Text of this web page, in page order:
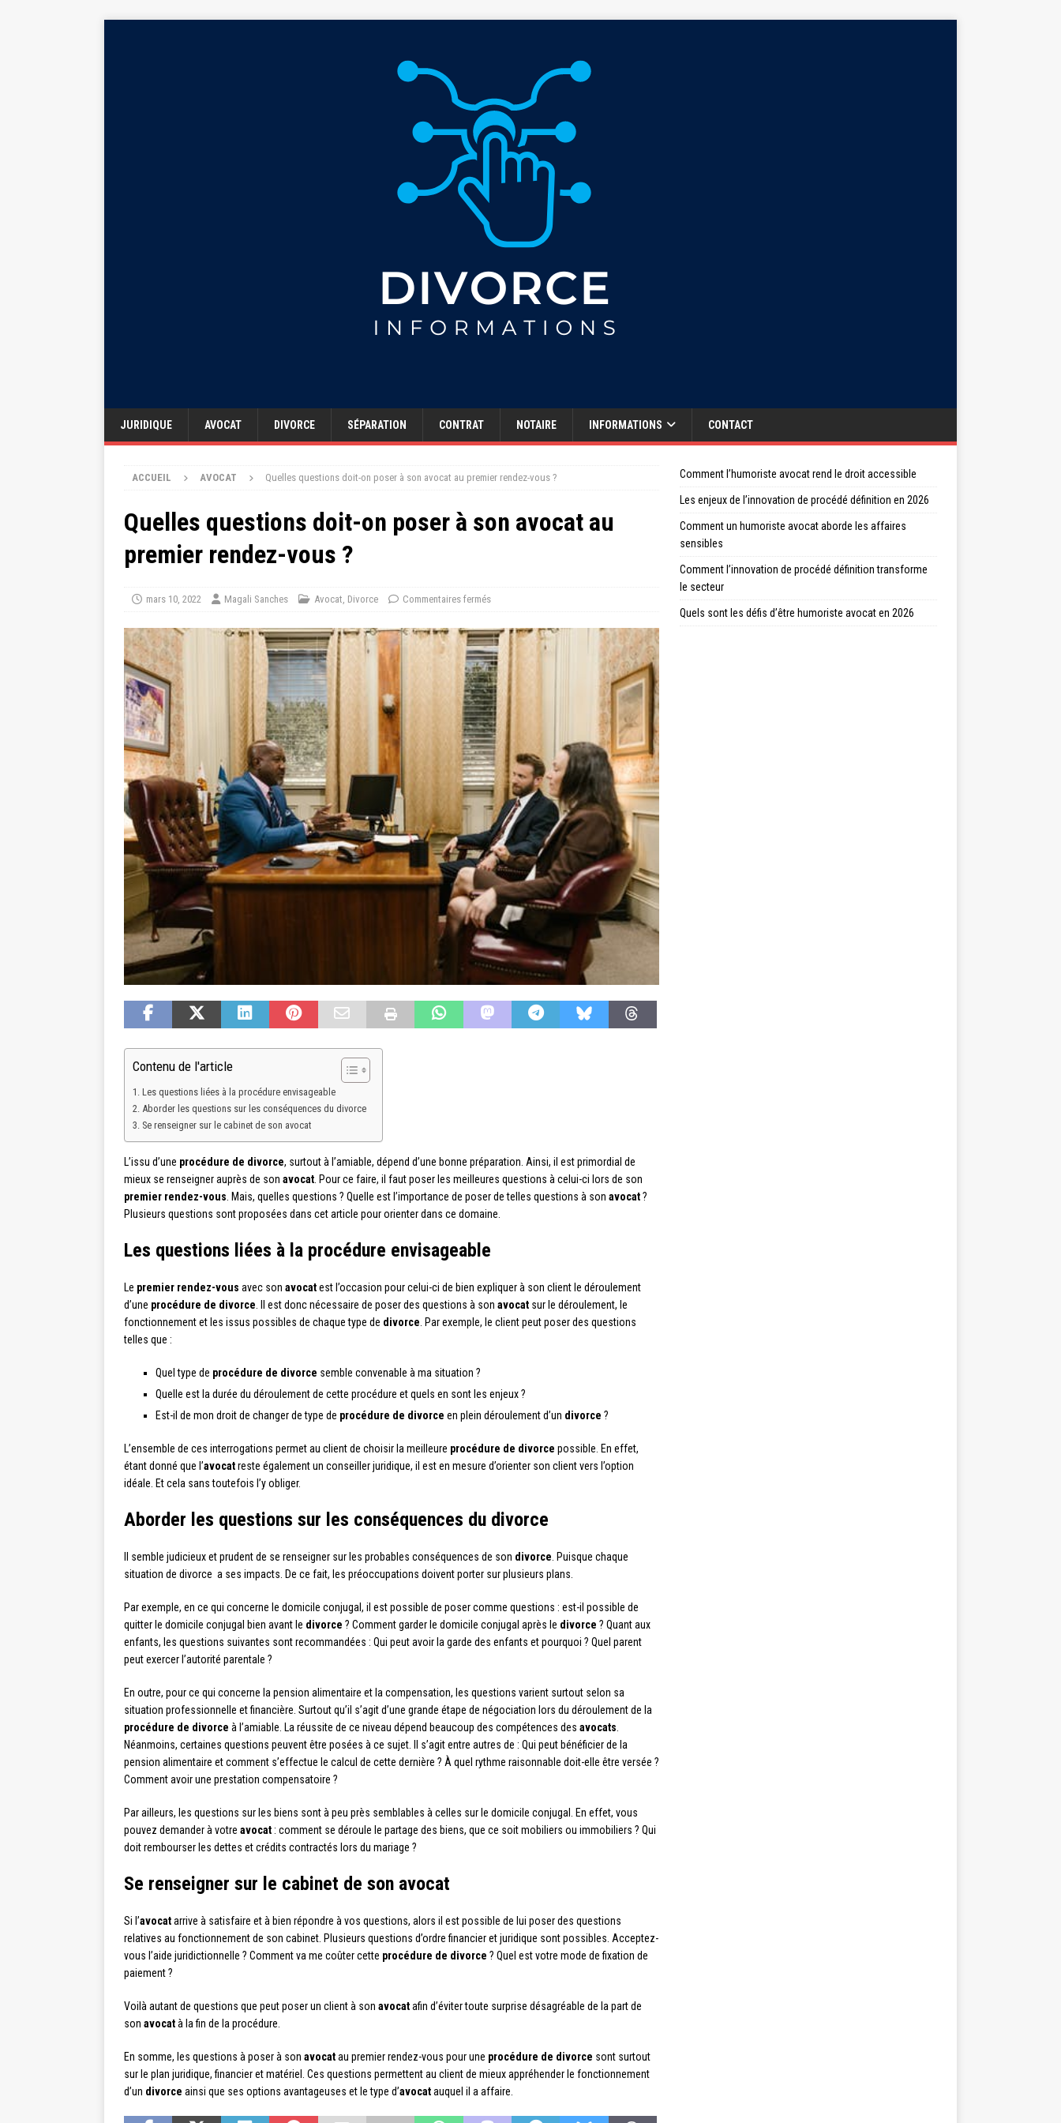
JURIDIQUE AVOCAT DIVORCE SÉPARATION CONTRAT NOTAIRE INFORMATIONS CONTACT
ACCUEIL AVOCAT Quelles questions doit-on poser à son avocat au premier rendez-vous ?
Quelles questions doit-on poser à son avocat au
premier rendez-vous ?
mars 10, 2022 Magali Sanches Avocat, Divorce Commentaires fermés
Contenu de l'article
Les questions liées à la procédure envisageable
Aborder les questions sur les conséquences du divorce
Se renseigner sur le cabinet de son avocat
L’issu d’une procédure de divorce, surtout à l’amiable, dépend d’une bonne préparation. Ainsi, il est primordial de
mieux se renseigner auprès de son avocat . Pour ce faire, il faut poser les meilleures questions à celui-ci lors de son
premier rendez-vous . Mais, quelles questions ? Quelle est l’importance de poser de telles questions à son avocat?
Plusieurs questions sont proposées dans cet article pour orienter dans ce domaine.
Les questions liées à la procédure envisageable
Le premier rendez-vous avec son avocatest l’occasion pour celui-ci de bien expliquer à son client le déroulement
d’une procédure de divorce . Il est donc nécessaire de poser des questions à son avocat sur le déroulement, le
fonctionnement et les issus possibles de chaque type de divorce . Par exemple, le client peut poser des questions
telles que :
Quel type de procédure de divorce semble convenable à ma situation ?
Quelle est la durée du déroulement de cette procédure et quels en sont les enjeux ?
Est-il de mon droit de changer de type de procédure de divorce en plein déroulement d’un divorce ?
L’ensemble de ces interrogations permet au client de choisir la meilleure procédure de divorce possible. En effet,
étant donné que l’avocatreste également un conseiller juridique, il est en mesure d’orienter son client vers l’option
idéale. Et cela sans toutefois l’y obliger.
Aborder les questions sur les conséquences du divorce
Il semble judicieux et prudent de se renseigner sur les probables conséquences de son divorce . Puisque chaque
situation de divorce a ses impacts. De ce fait, les préoccupations doivent porter sur plusieurs plans.
Par exemple, en ce qui concerne le domicile conjugal, il est possible de poser comme questions : est-il possible de
quitter le domicile conjugal bien avant le divorce ? Comment garder le domicile conjugal après le divorce ? Quant aux
enfants, les questions suivantes sont recommandées : Qui peut avoir la garde des enfants et pourquoi ? Quel parent
peut exercer l’autorité parentale ?
En outre, pour ce qui concerne la pension alimentaire et la compensation, les questions varient surtout selon sa
situation professionnelle et financière. Surtout qu’il s’agit d’une grande étape de négociation lors du déroulement de la
procédure de divorce à l’amiable. La réussite de ce niveau dépend beaucoup des compétences des avocats
Néanmoins, certaines questions peuvent être posées à ce sujet. Il s’agit entre autres de : Qui peut bénéficier de la
pension alimentaire et comment s’effectue le calcul de cette dernière ? À quel rythme raisonnable doit-elle être versée ?
Comment avoir une prestation compensatoire ?
Par ailleurs, les questions sur les biens sont à peu près semblables à celles sur le domicile conjugal. En effet, vous
pouvez demander à votre avocat : comment se déroule le partage des biens, que ce soit mobiliers ou immobiliers ? Qui
doit rembourser les dettes et crédits contractés lors du mariage ?
Se renseigner sur le cabinet de son avocat
Si l’avocatarrive à satisfaire et à bien répondre à vos questions, alors il est possible de lui poser des questions
relatives au fonctionnement de son cabinet. Plusieurs questions d’ordre financier et juridique sont possibles. Acceptez-
vous l’aide juridictionnelle ? Comment va me coûter cette procédure de divorce ? Quel est votre mode de fixation de
paiement ?
Voilà autant de questions que peut poser un client à son avocatafin d’éviter toute surprise désagréable de la part de
son avocatà la fin de la procédure.
En somme, les questions à poser à son avocatau premier rendez-vous pour une procédure de divorce sont surtout
sur le plan juridique, financier et matériel. Ces questions permettent au client de mieux appréhender le fonctionnement
d’un divorce ainsi que ses options avantageuses et le type d’avocatauquel il a affaire.
Comment l’humoriste avocat rend le droit accessible
Les enjeux de l’innovation de procédé définition en 2026
Comment un humoriste avocat aborde les affaires
sensibles
Comment l’innovation de procédé définition transforme
le secteur
Quels sont les défis d’être humoriste avocat en 2026